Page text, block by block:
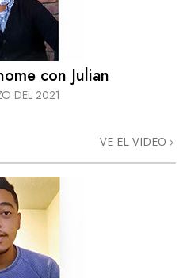
con Julian
DEL 2021
VE EL VIDEO